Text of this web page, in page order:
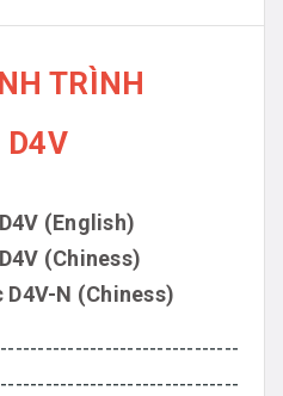
TRÌNH
D4V
(English)
(Chiness)
N (Chiness)